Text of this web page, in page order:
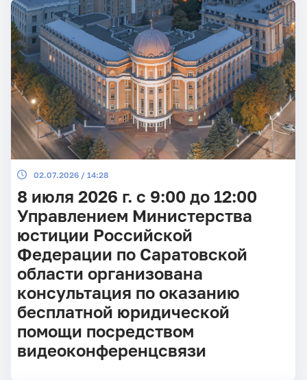
02.07.2026 / 14:28
8 июля 2026 г. с 9:00 до 12:00
Управлением Министерства
юстиции Российской
Федерации по Саратовской
области организована
консультация по оказанию
бесплатной юридической
помощи посредством
видеоконференцсвязи